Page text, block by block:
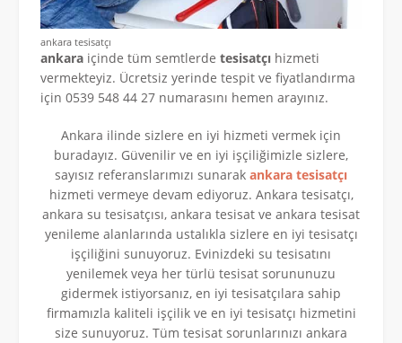
ankara tesisatçı
ankara içinde tüm semtlerde tesisatçı hizmeti
vermekteyiz. Ücretsiz yerinde tespit ve fiyatlandırma
için 0539 548 44 27 numarasını hemen arayınız.
Ankara ilinde sizlere en iyi hizmeti vermek için
buradayız. Güvenilir ve en iyi işçiliğimizle sizlere,
sayısız referanslarımızı sunarak ankara tesisatçı
hizmeti vermeye devam ediyoruz. Ankara tesisatçı,
ankara su tesisatçısı, ankara tesisat ve ankara tesisat
yenileme alanlarında ustalıkla sizlere en iyi tesisatçı
işçiliğini sunuyoruz. Evinizdeki su tesisatını
yenilemek veya her türlü tesisat sorununuzu
gidermek istiyorsanız, en iyi tesisatçılara sahip
firmamızla kaliteli işçilik ve en iyi tesisatçı hizmetini
size sunuyoruz. Tüm tesisat sorunlarınızı ankara